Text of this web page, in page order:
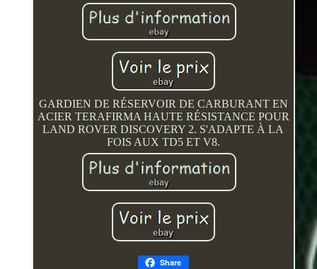
GARDIEN DE RÉSERVOIR DE CARBURANT EN
ACIER TERAFIRMA HAUTE RÉSISTANCE POUR
LAND ROVER DISCOVERY 2. S'ADAPTE À LA
FOIS AUX TD5 ET V8.
Share